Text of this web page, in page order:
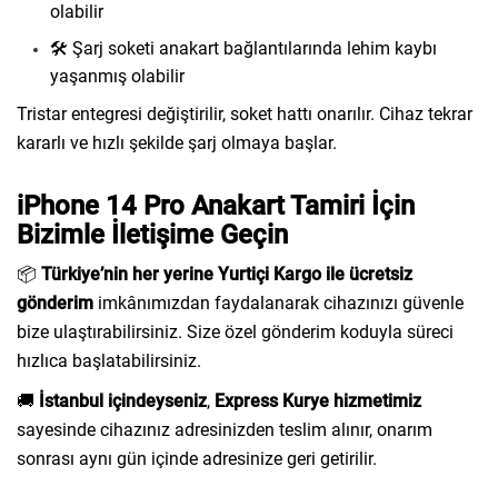
olabilir
🛠️ Şarj soketi anakart bağlantılarında lehim kaybı
yaşanmış olabilir
Tristar entegresi değiştirilir, soket hattı onarılır. Cihaz tekrar
kararlı ve hızlı şekilde şarj olmaya başlar.
iPhone 14 Pro Anakart Tamiri İçin
Bizimle İletişime Geçin
📦 Türkiye’nin her yerine Yurtiçi Kargo ile ücretsiz
gönderim imkânımızdan faydalanarak cihazınızı güvenle
bize ulaştırabilirsiniz. Size özel gönderim koduyla süreci
hızlıca başlatabilirsiniz.
🚚 İstanbul içindeyseniz, Express Kurye hizmetimiz
sayesinde cihazınız adresinizden teslim alınır, onarım
sonrası aynı gün içinde adresinize geri getirilir.